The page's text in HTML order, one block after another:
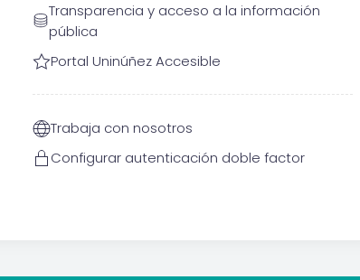
Transparencia y acceso a la información
pública
Portal Uninúñez Accesible
Trabaja con nosotros
Configurar autenticación doble factor